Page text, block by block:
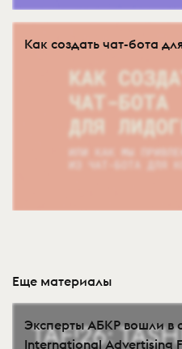
Как создать чат-бота
Еще материалы
Эксперты АБКР вошли в
International Advertising